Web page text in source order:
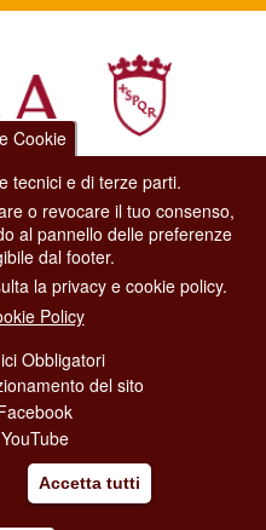
Sport, Turismo e Moda.
TEL. 06 06 08
POLICY
Cookie
tecnici e di terze parti.
o revocare il tuo consenso,
al pannello delle preferenze
dal footer.
la privacy e cookie policy.
Policy
Obbligatori
del sito
Accetta tutti